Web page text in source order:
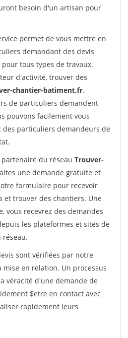
besoin d'un artisan pour
permet de vous mettre en
demandant des devis
tous types de travaux.
d'activité, trouver des
chantier-batiment.fr.
de particuliers demandent
pouvons facilement vous
des particuliers demandeurs de
du réseau Trouver-
une demande gratuite et
formulaire pour recevoir
et trouver des chantiers. Une
vous recevrez des demandes
les plateformes et sites de
réseau.
sont vérifiées par notre
mise en relation. Un processus
véracité d'une demande de
$etre en contact avec
rapidement leurs